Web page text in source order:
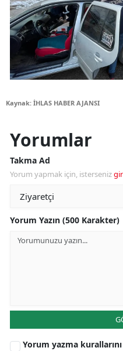
Kaynak: İHLAS HABER AJANSI
Yorumlar
Takma Ad
Yorum yapmak için, isterseniz
Yorum Yazın (500 Karakter)
Yorum yazma kurallarını